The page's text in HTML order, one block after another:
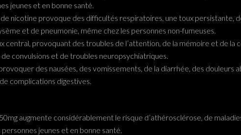
jeunes et en bonne santé.
nicotine provoque des difficultés respiratoires, une toux persistante,
et de pneumonie, même chez les personnes non-fumeuses.
central, provoquant des troubles de l’attention, de la mémoire et de la
convulsions et de troubles neuropsychiatriques.
des nausées, des vomissements, de la diarrhée, des douleurs
complications digestives.
augmente considérablement le risque d’athérosclérose, de
jeunes et en bonne santé.